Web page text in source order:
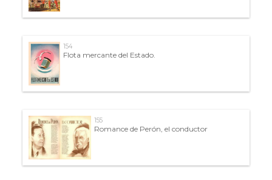
154
Flota mercante del Estado.
155
Romance de Perón, el conductor